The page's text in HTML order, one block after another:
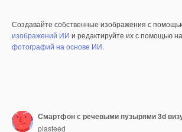
Создавайте собственные изображения с
изображений ИИ и редактируйте их с помощью
фотографий на основе ИИ.
plasteed